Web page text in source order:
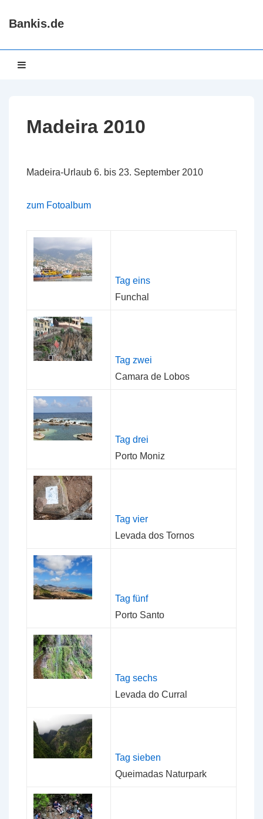
ZumBankis.de
Madeira 2010
Madeira-Urlaub 6. bis 23. September 2010
zum Fotoalbum
Tag eins
Funchal
Tag zwei
Camara de Lobos
Tag drei
Porto Moniz
Tag vier
Levada dos Tornos
Tag fünf
Porto Santo
Tag sechs
Levada do Curral
Tag sieben
Queimadas Naturpark